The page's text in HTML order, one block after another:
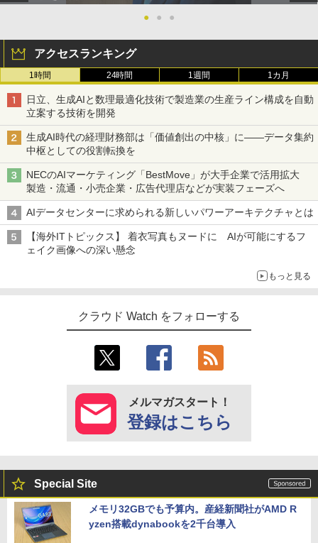
●
● ●
アクセスランキング
1時間 24時間 1週間 1カ月
日立、生成AIと数理最適化技術で製造業の生産ライン構成を自動
立案する技術を開発
生成AI時代の経理財務部は「価値創出の中核」に――データ集約
中枢としての役割転換を
NECのAIマーケティング「BestMove」が大手企業で活用拡大
製造・流通・小売企業・広告代理店などが実装フェーズへ
AIデータセンターに求められる新しいパワーアーキテクチャとは
【海外ITトピックス】 着衣写真もヌードに AIが可能にするフ
ェイク画像への深い懸念
もっと見る
クラウド Watch をフォローする
メルマガスタート！
登録はこちら
Special Site
メモリ32GBでも予算内。産経新聞社がAMD R
yzen搭載dynabookを2千台導入